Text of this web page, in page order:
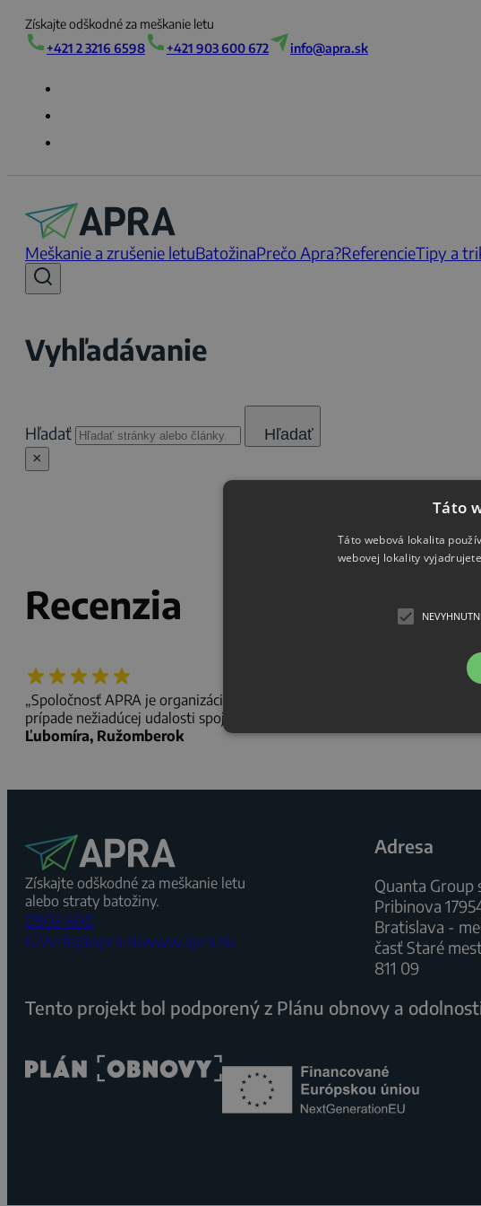
Získajte odškodné za meškanie letu
+421 2 3216 6598
+421 903 600 672 info@apra.sk
Meškanie a zrušenie letuBatožinaPrečo Apra?ReferencieTipy a
Vyhľadávanie
Hľadať
Hľadať
×
Recenzia
„Spoločnosť APRA je organizácia odborníkov s profesionálnym
prípade nežiadúcej udalosti spojenej s letom odporúčam sa na nich bez
Ľubomíra, Ružomberok
Získajte odškodné za meškanie letu
alebo straty batožiny.
0903 600
672info@apra.skwww.apra.sk
Adresa
Quanta Group
Pribinova
Bratislava -
časť Staré
811 09
Tento projekt bol podporený z Plánu obnovy a
Táto
Táto webová lokalita
webovej lokality